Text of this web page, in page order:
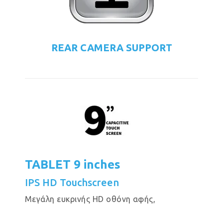
REAR CAMERA SUPPORT
TABLET 9 inches
IPS HD Touchscreen
Μεγάλη ευκρινής HD οθόνη αφής,